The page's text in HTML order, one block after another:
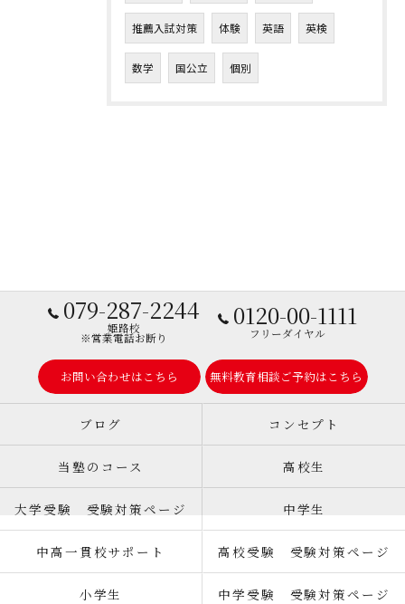
推薦入試対策 体験 英語 英検
数学 国公立 個別
079-287-2244
姫路校
※営業電話お断り
0120-00-1111
フリーダイヤル
お問い合わせはこちら 無料教育相談ご予約はこちら
ブログ コンセプト
当塾のコース 高校生
大学受験 受験対策ページ 中学生
中高一貫校サポート 高校受験 受験対策ページ
小学生 中学受験 受験対策ページ